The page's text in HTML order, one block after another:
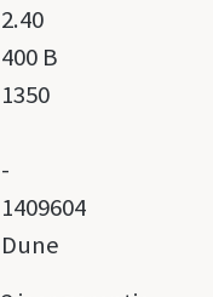
2.40
400 B
1350
-
1409604
Dune